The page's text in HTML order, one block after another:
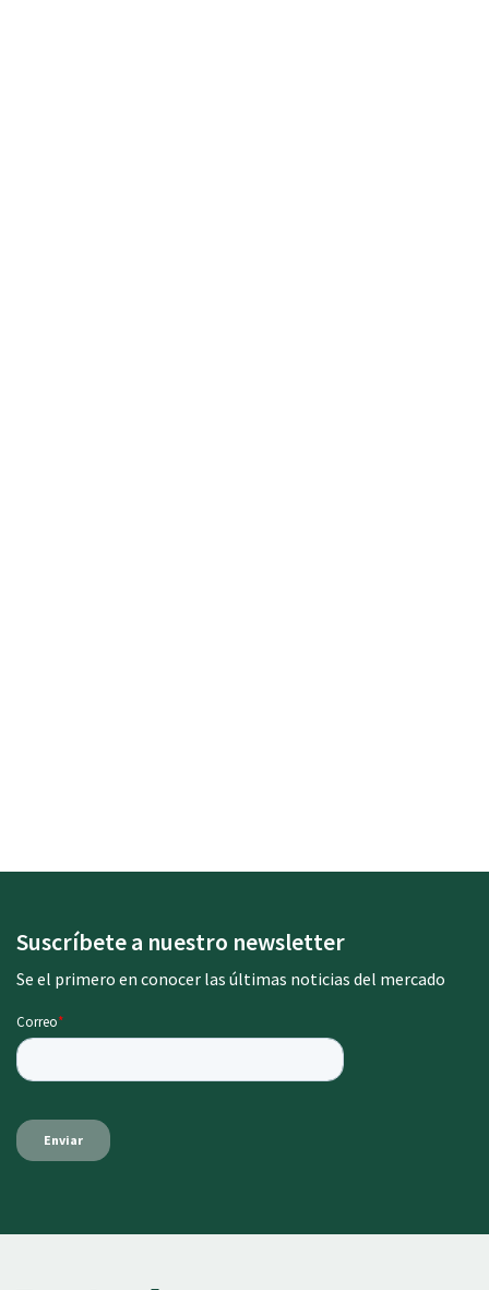
Suscríbete a nuestro newsletter
Se el primero en conocer las últimas noticias del mercado